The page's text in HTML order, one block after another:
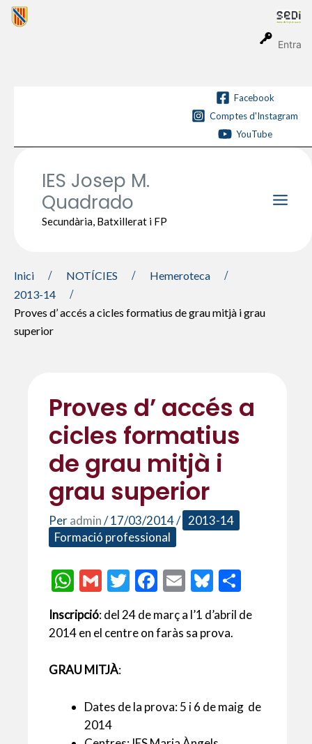
Entra
Vés
Facebook
Comptes d'Instagram
YouTube
IES Josep M.
Quadrado
Secundària, Batxillerat i FP
Inici NOTÍCIES
Hemeroteca
2013-14
Proves d’ accés a cicles formatius de grau mitjà i grau
superior
Proves d’ accés a
cicles formatius
de grau mitjà i
grau superior
Peradmin/17/03/2014/ 2013-14
Formació professional
W
h
at
A
p
G
ai
T
itt
F
e
k
E
ai
Bl
es m
ix
Inscripció: del 24 de març a l’1 d’abril de
2014 en el centre on faràs sa prova.
GRAU MITJÀ:
Dates de la prova: 5 i 6 de maig de
2014